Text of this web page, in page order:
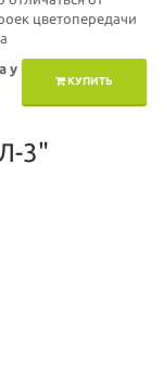
цветопередачи
КУПИТЬ
у
3"